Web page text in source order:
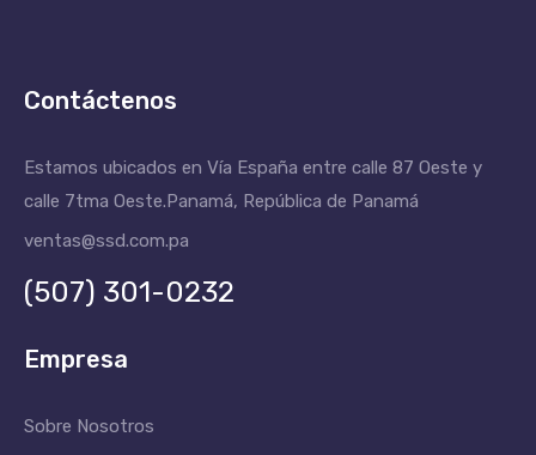
Contáctenos
Estamos ubicados en Vía España entre calle 87 Oeste y
calle 7tma Oeste.Panamá, República de Panamá
ventas@ssd.com.pa
(507) 301-0232
Empresa
Sobre Nosotros